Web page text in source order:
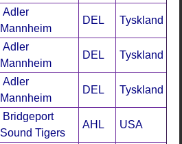
Adler
Mannheim
DEL Tyskland
Adler
Mannheim
DEL Tyskland
Adler
Mannheim
DEL Tyskland
Bridgeport
Sound Tigers
AHL USA